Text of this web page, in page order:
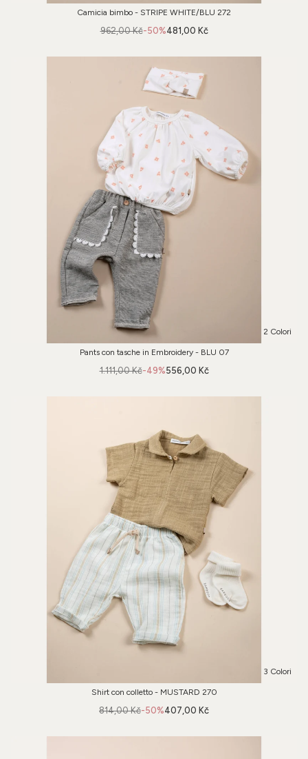
Camicia bimbo - STRIPE WHITE/BLU 272
-50%
962,00 Kč 481,00 Kč
2 Colori
Pants con tasche in Embroidery - BLU 07
-49%
1.111,00 Kč 556,00 Kč
3 Colori
Shirt con colletto - MUSTARD 270
-50%
814,00 Kč 407,00 Kč